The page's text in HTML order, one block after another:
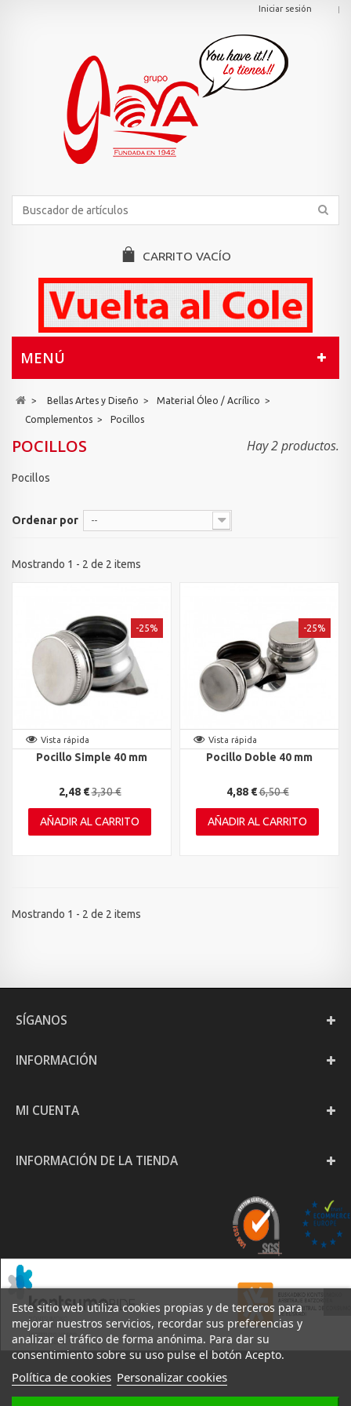
Iniciar sesión
CARRITO VACÍO
MENÚ
> Bellas Artes y Diseño > Material Óleo / Acrílico >
Complementos > Pocillos
POCILLOS Hay 2 productos.
Pocillos
Ordenar por --
Mostrando 1 - 2 de 2 items
Vista rápida
Pocillo Simple 40 mm
2,48 €3,30 €
-25%
AÑADIR AL CARRITO
Vista rápida
Pocillo Doble 40 mm
4,88 €6,50 €
-25%
AÑADIR AL CARRITO
Mostrando 1 - 2 de 2 items
Este sitio web utiliza cookies propias y de terceros para
mejorar nuestros servicios, recordar sus preferencias y
analizar el tráfico de forma anónima. Para dar su
consentimiento sobre su uso pulse el botón Acepto.
Política de cookies Personalizar cookies
SÍGANOS
INFORMACIÓN
MI CUENTA
INFORMACIÓN DE LA TIENDA